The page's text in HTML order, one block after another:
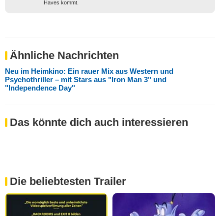
Haves kommt.
Ähnliche Nachrichten
Neu im Heimkino: Ein rauer Mix aus Western und
Psychothriller – mit Stars aus "Iron Man 3" und
"Independence Day"
Das könnte dich auch interessieren
Die beliebtesten Trailer